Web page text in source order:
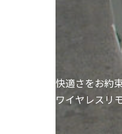
快適さをお約
ワイヤレスリ